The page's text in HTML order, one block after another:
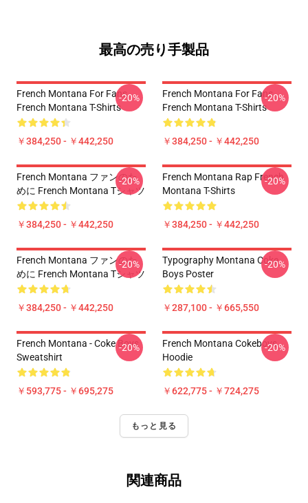
最高の売り手製品
French Montana For Fans
French Montana T-Shirts
￥384,250 - ￥442,250
-20%
French Montana For Fans
French Montana T-Shirts
￥384,250 - ￥442,250
-20%
French Montana ファンのた
めに French Montana Tシャツ
￥384,250 - ￥442,250
-20%
French Montana Rap French
Montana T-Shirts
￥384,250 - ￥442,250
-20%
French Montana ファンのた
めに French Montana Tシャツ
￥384,250 - ￥442,250
-20%
Typography Montana Coke
Boys Poster
￥287,100 - ￥665,550
-20%
French Montana - Coke Boys
Sweatshirt
￥593,775 - ￥695,275
-20%
French Montana Cokeboys
Hoodie
￥622,775 - ￥724,275
-20%
もっと見る
関連商品